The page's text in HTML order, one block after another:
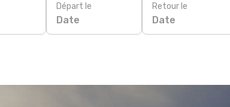
Départ le
Date
Retour le
Date